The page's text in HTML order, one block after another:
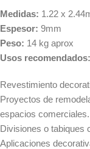
Medidas: 1.22 x
Espesor: 9mm
Peso: 14 kg aprox
Usos recomendados:
Revestimiento
Proyectos de
espacios comerciales.
Divisiones o tabiques
Aplicaciones